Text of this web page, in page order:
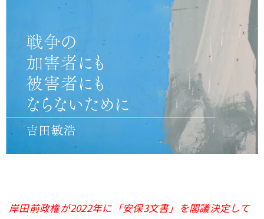
岸田前政権が2022年に「安保3文書」を閣議決定して